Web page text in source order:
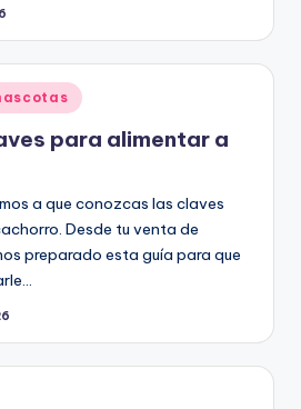
para alimentar a
a que conozcas las claves
Desde tu venta de
preparado esta guía para que